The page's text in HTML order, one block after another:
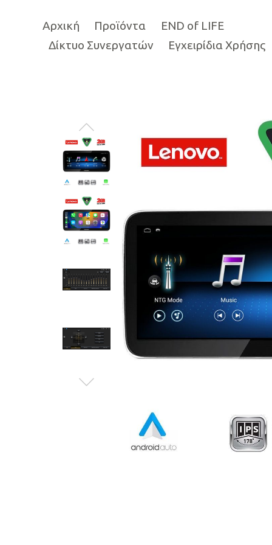
Αρχική Προϊόντα
END of LIFE
Δίκτυο Συνεργατών
Εγχειρίδια Χρήσης